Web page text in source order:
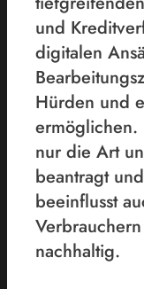
und
digitalen
Hürden und
ermöglichen.
nur die Art
beantragt
beeinflusst
nachhaltig.